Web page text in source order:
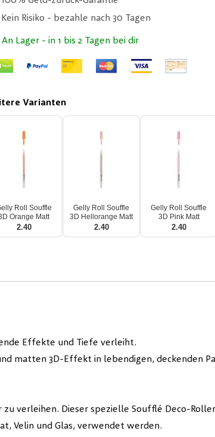
Kein Risiko - bezahle nach 30 Tagen
An Lager - in 1 bis 2 Tagen bei dir
Varianten
Roll Souffle
Orange Matt
2.40
Gelly Roll Souffle
3D Hellorange Matt
2.40
Gelly Roll Souffle
3D Pink Matt
2.40
Effekte und Tiefe verleiht.
matten 3D-Effekt in lebendigen, deckenden
verleihen. Dieser spezielle Soufflé Deco-
Velin und Glas, verwendet werden.